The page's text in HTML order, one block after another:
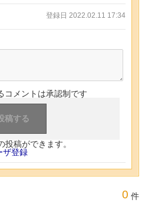
登録日 2022.02.11 17:34
コメントは承認制です
投稿ができます。
ザ登録
0 件